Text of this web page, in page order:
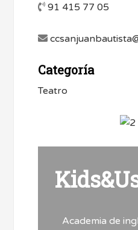
91 415 77 05
Categoría
Teatro
Academia de